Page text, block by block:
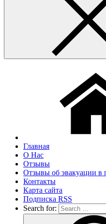
Главная
О Нас
Отзывы
Отзывы об эвакуации в
Контакты
Карта сайта
Подписка RSS
Search for: